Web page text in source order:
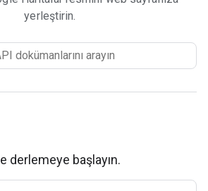
yerleştirin.
derlemeye başlayın.